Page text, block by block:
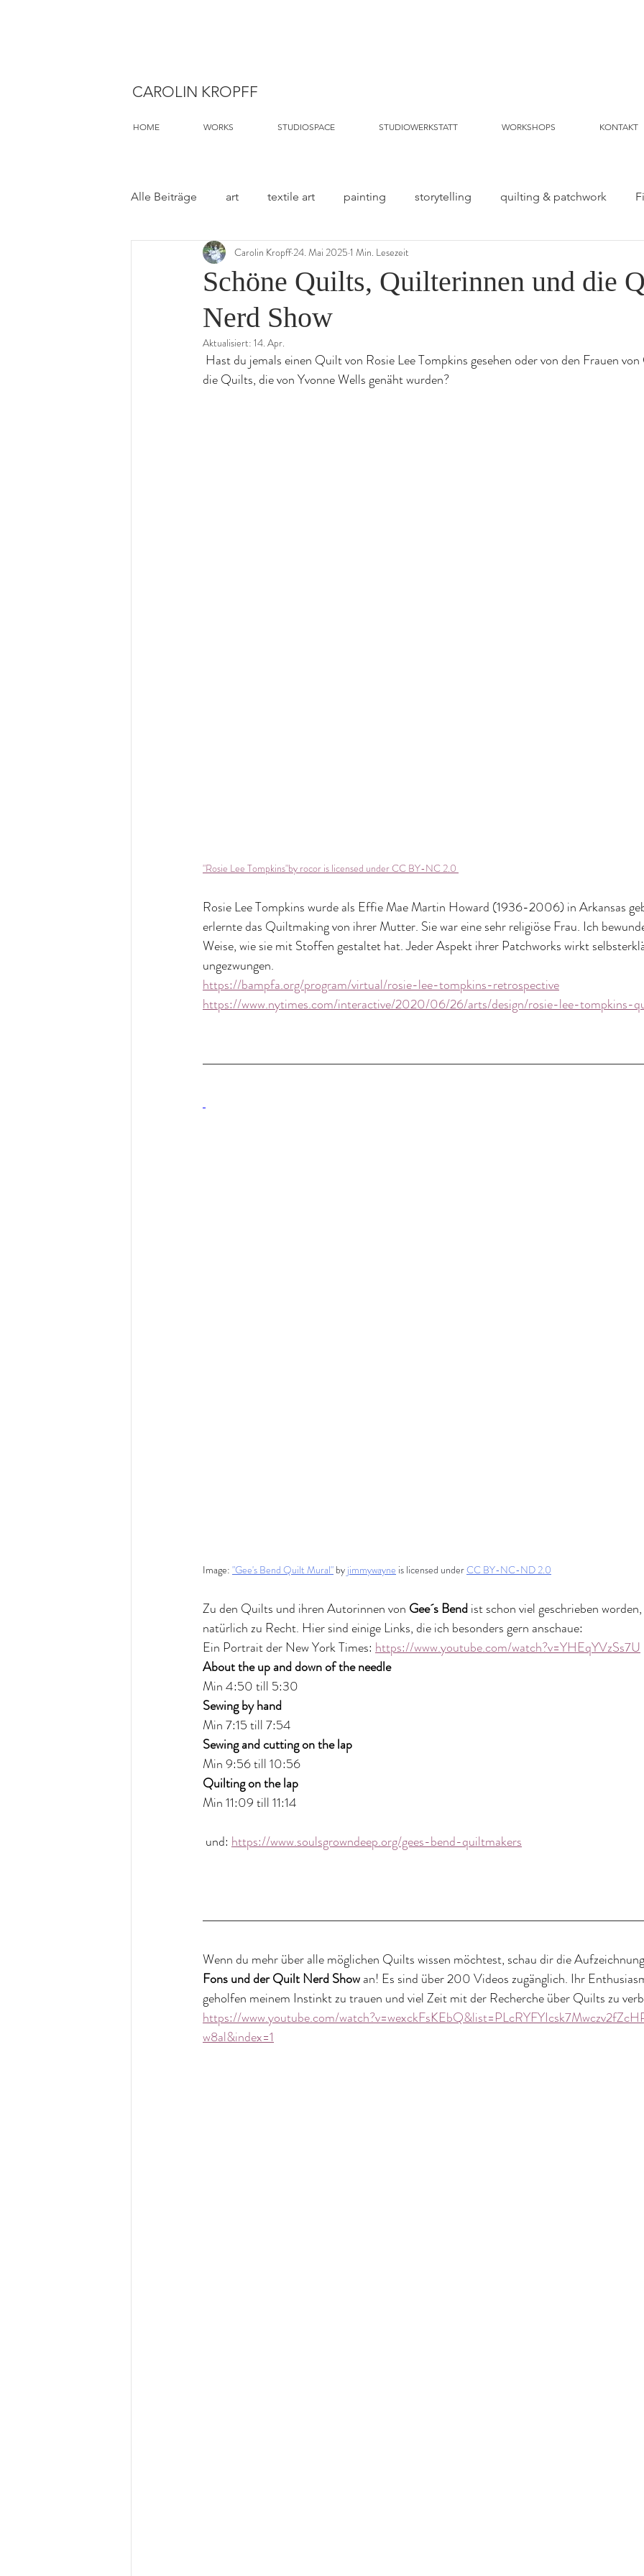
CAROLIN KROPFF
HOME WORKS STUDIOSPACE STUDIOWERKSTATT WORKSHOPS KONTAKT
Alle Beiträge art textile art painting storytelling quilting & patchwork
Schwammlandschaft
Schöne Quilts, Quilterinnen und die
Nerd Show
Carolin Kropff 24. Mai 2025 1 Min. Lesezeit
Aktualisiert: 14. Apr.
Hast du jemals einen Quilt von Rosie Lee Tompkins gesehen oder von den Frauen
die Quilts, die von Yvonne Wells genäht wurden?
"Rosie Lee Tompkins"by rocor is licensed under CC BY-NC 2.0
Rosie Lee Tompkins wurde als Effie Mae Martin Howard (1936-2006) in Arkansas
erlernte das Quiltmaking von ihrer Mutter. Sie war eine sehr religiöse Frau. Ich
Weise, wie sie mit Stoffen gestaltet hat. Jeder Aspekt ihrer Patchworks wirkt
ungezwungen.
https://bampfa.org/program/virtual/rosie-lee-tompkins-retrospective
https://www.nytimes.com/interactive/2020/06/26/arts/design/rosie-lee-tompkins-
Image: "Gee's Bend Quilt Mural" by jimmywayne is licensed under CC BY-NC-ND 2.0
Zu den Quilts und ihren Autorinnen von Gee´s Bend ist schon viel geschrieben
natürlich zu Recht. Hier sind einige Links, die ich besonders gern anschaue:
Ein Portrait der New York Times: https://www.youtube.com/watch?v=YHEqYVzSs7U
About the up and down of the needle
Min 4:50 till 5:30
Sewing by hand
Min 7:15 till 7:54
Sewing and cutting on the lap
Min 9:56 till 10:56
Quilting on the lap
Min 11:09 till 11:14
und: https://www.soulsgrowndeep.org/gees-bend-quiltmakers
Wenn du mehr über alle möglichen Quilts wissen möchtest, schau dir die
Fons und der Quilt Nerd Show an! Es sind über 200 Videos zugänglich. Ihr
geholfen meinem Instinkt zu trauen und viel Zeit mit der Recherche über Quilts zu
https://www.youtube.com/
w8al&index=1